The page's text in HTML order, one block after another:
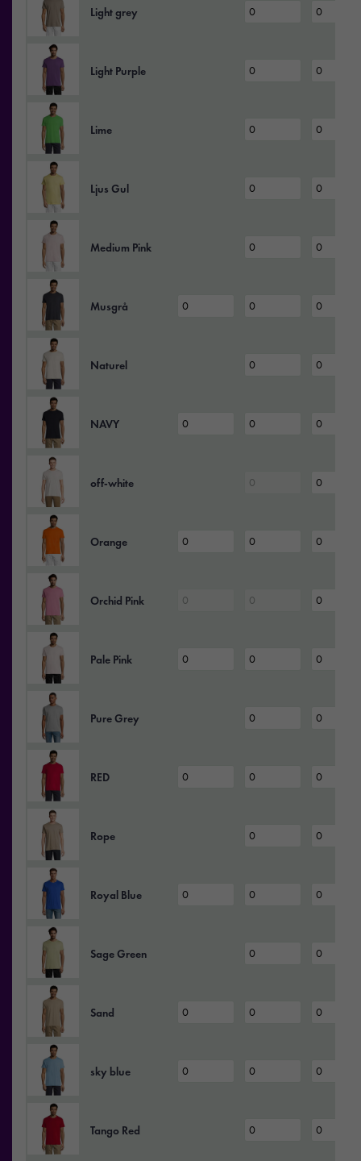
Light grey
Light Purple
Lime
Ljus Gul
Medium Pink
Musgrå
Naturel
NAVY
off‑white
Orange
Orchid Pink
Pale Pink
Pure Grey
RED
Rope
Royal Blue
Sage Green
Sand
sky blue
Tango Red